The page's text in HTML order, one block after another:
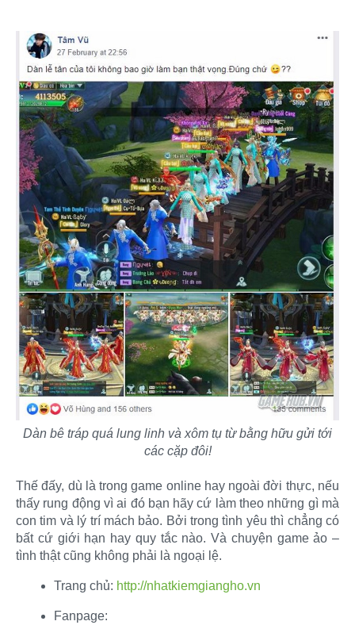
Dàn bê tráp quá lung linh và xôm tụ từ bằng hữu gửi tới
các cặp đôi!
Thế đấy, dù là trong game online hay ngoài đời thực, nếu
thấy rung động vì ai đó bạn hãy cứ làm theo những gì mà
con tim và lý trí mách bảo. Bởi trong tình yêu thì chẳng có
bất cứ giới hạn hay quy tắc nào. Và chuyện game ảo –
tình thật cũng không phải là ngoại lệ.​
Trang chủ: http://nhatkiemgiangho.vn
Fanpage: